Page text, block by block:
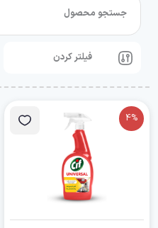
جستجو محصول
فیلتر کردن
4%